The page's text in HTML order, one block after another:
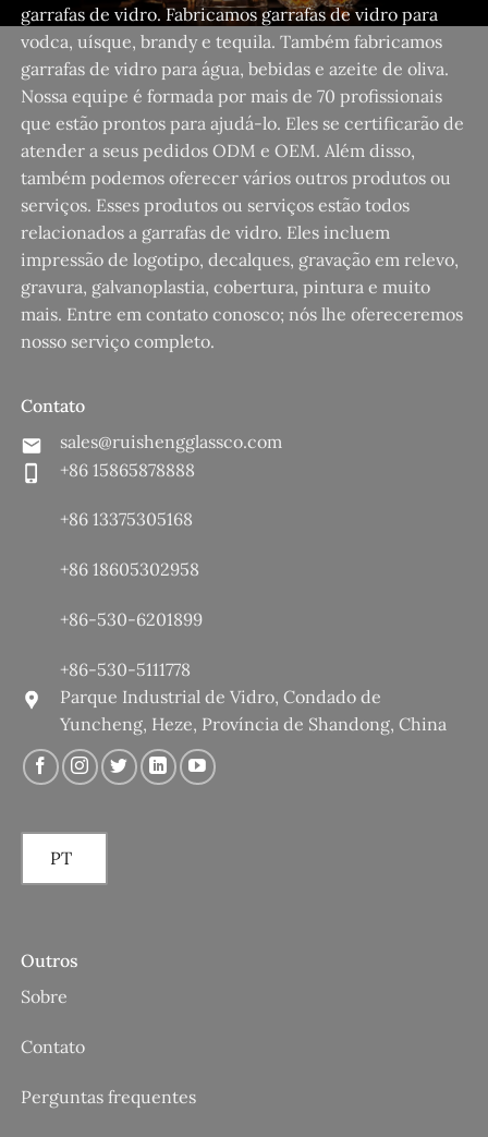
garrafas de vidro. Fabricamos garrafas de vidro para
vodca, uísque, brandy e tequila. Também fabricamos
garrafas de vidro para água, bebidas e azeite de oliva.
Nossa equipe é formada por mais de 70 profissionais
que estão prontos para ajudá-lo. Eles se certificarão de
atender a seus pedidos ODM e OEM. Além disso,
também podemos oferecer vários outros produtos ou
serviços. Esses produtos ou serviços estão todos
relacionados a garrafas de vidro. Eles incluem
impressão de logotipo, decalques, gravação em relevo,
gravura, galvanoplastia, cobertura, pintura e muito
mais. Entre em contato conosco; nós lhe ofereceremos
nosso serviço completo.
Contato
sales@ruishengglassco.com
+86 15865878888
+86 13375305168
+86 18605302958
+86-530-6201899
+86-530-5111778
Parque Industrial de Vidro, Condado de
Yuncheng, Heze, Província de Shandong, China
PT
Outros
Sobre
Contato
Perguntas frequentes